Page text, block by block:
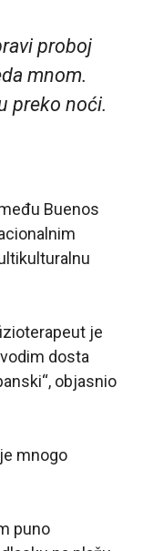
proboj
mnom.
preko noći.
Buenos
je
dosta
objasnio
mnogo
puno